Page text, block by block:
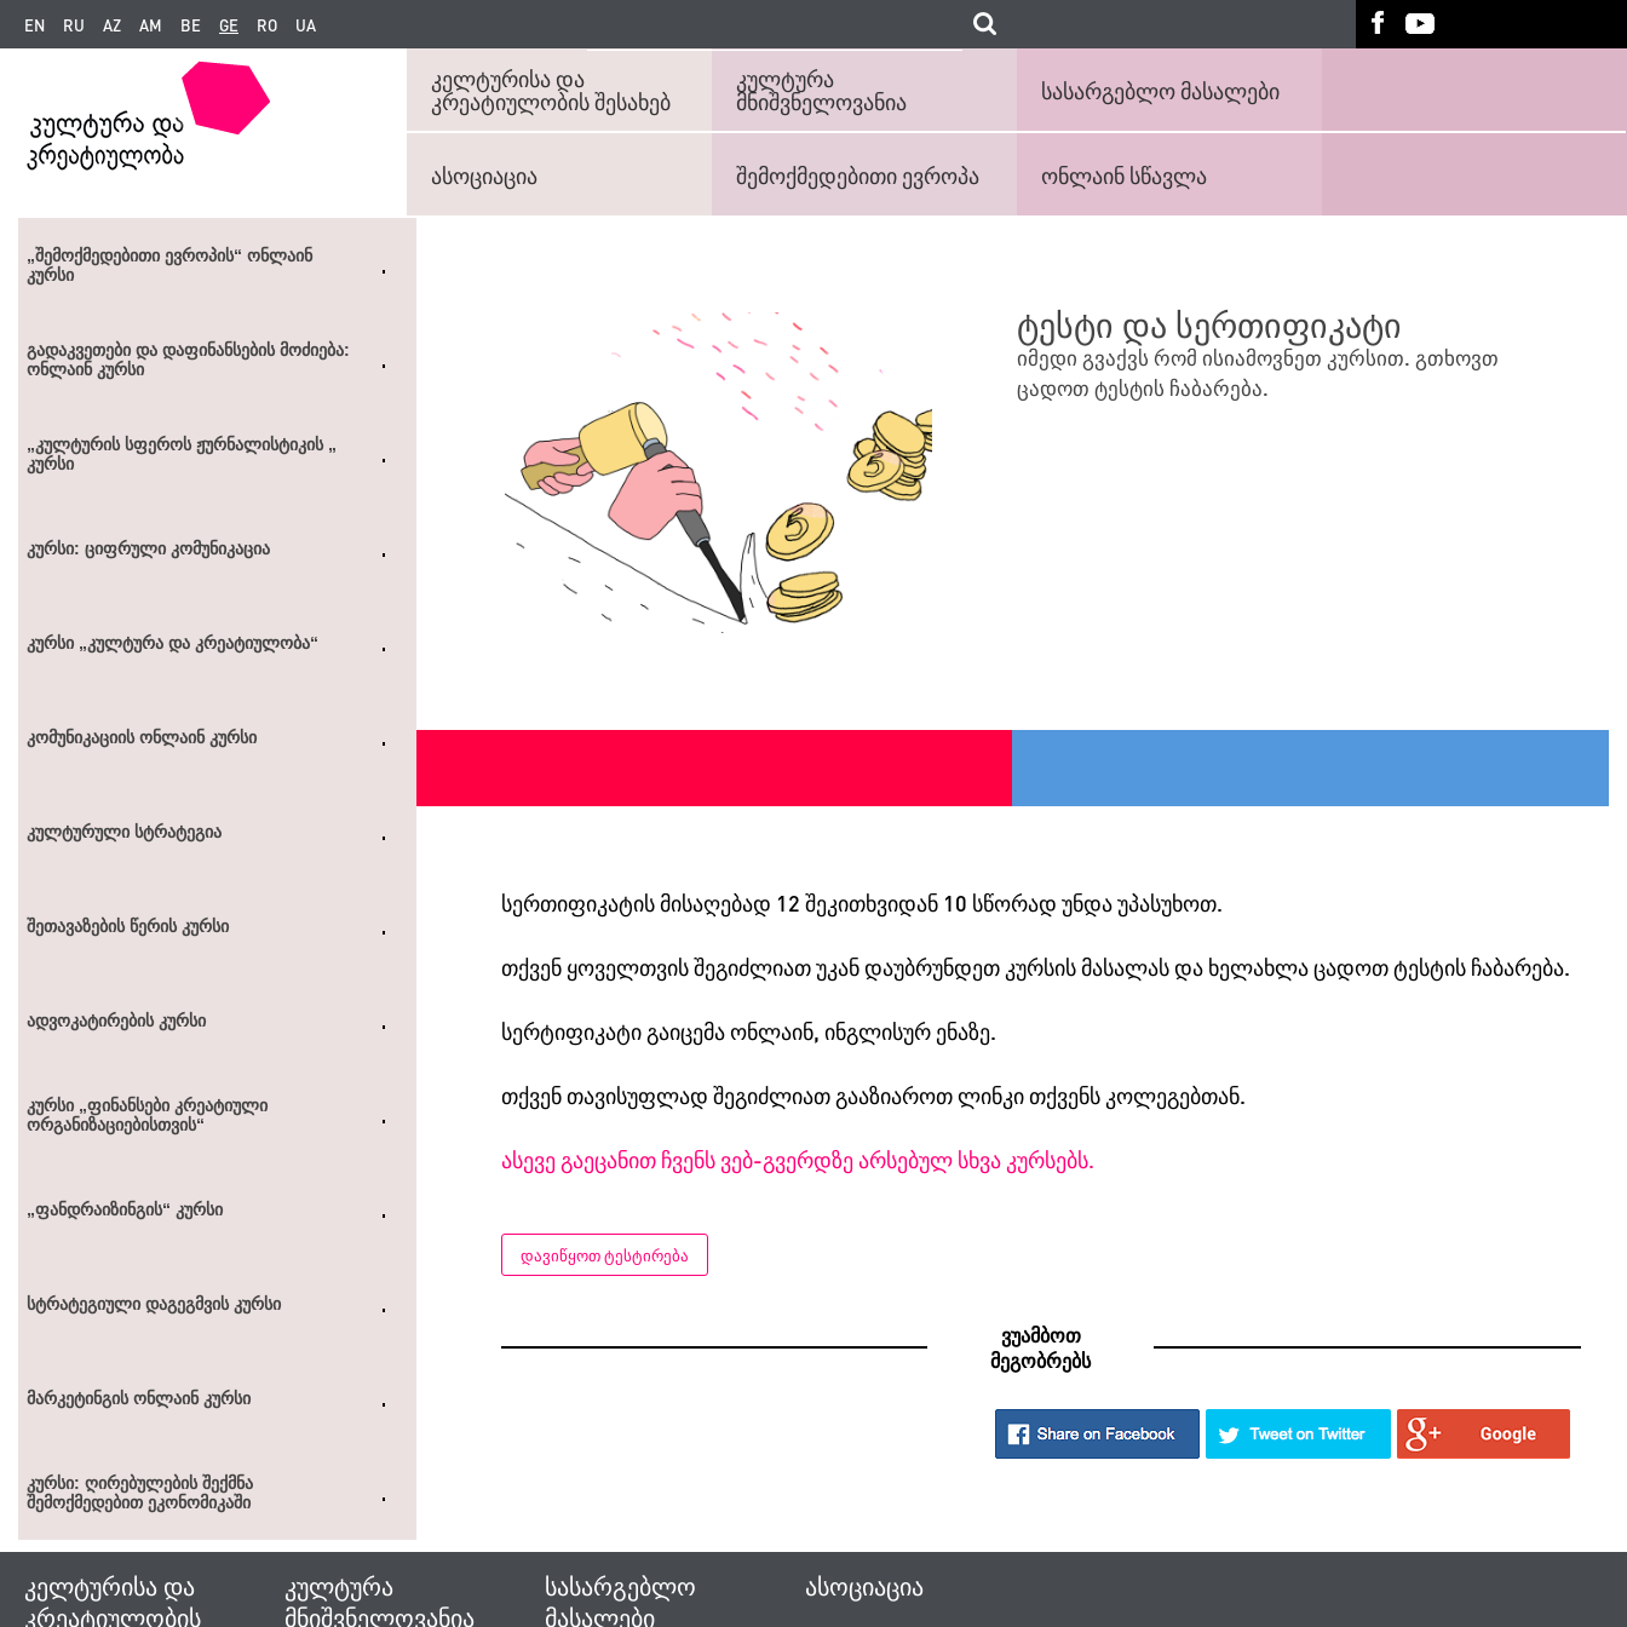
EN RU AZ AM BE GE RO UA
კელტურისა და
კრეატიულობის შესახებ
კულტურა
მნიშვნელოვანია
სასარგებლო მასალები
ასოციაცია შემოქმედებითი ევროპა ონლაინ სწავლა
„ᲨᲔᲛᲝᲥᲛᲔᲓᲔᲑᲘᲗᲘ ᲔᲕᲠᲝᲞᲘᲡ“ ᲝᲜᲚᲐᲘᲜ
ᲙᲣᲠᲡᲘ
ᲒᲐᲓᲐᲙᲕᲔᲗᲔᲑᲘ ᲓᲐ ᲓᲐᲤᲘᲜᲐᲜᲡᲔᲑᲘᲡ ᲛᲝᲫᲘᲔᲑᲐ:
ᲝᲜᲚᲐᲘᲜ ᲙᲣᲠᲡᲘ
„ᲙᲣᲚᲢᲣᲠᲘᲡ ᲡᲤᲔᲠᲝᲡ ᲟᲣᲠᲜᲐᲚᲘᲡᲢᲘᲙᲘᲡ „
ᲙᲣᲠᲡᲘ
ᲙᲣᲠᲡᲘ: ᲪᲘᲤᲠᲣᲚᲘ ᲙᲝᲛᲣᲜᲘᲙᲐᲪᲘᲐ
ᲙᲣᲠᲡᲘ „ᲙᲣᲚᲢᲣᲠᲐ ᲓᲐ ᲙᲠᲔᲐᲢᲘᲣᲚᲝᲑᲐ“
ᲙᲝᲛᲣᲜᲘᲙᲐᲪᲘᲘᲡ ᲝᲜᲚᲐᲘᲜ ᲙᲣᲠᲡᲘ
ᲙᲣᲚᲢᲣᲠᲣᲚᲘ ᲡᲢᲠᲐᲢᲔᲒᲘᲐ
ᲨᲔᲗᲐᲕᲐᲖᲔᲑᲘᲡ ᲬᲔᲠᲘᲡ ᲙᲣᲠᲡᲘ
ᲐᲓᲕᲝᲙᲐᲢᲘᲠᲔᲑᲘᲡ ᲙᲣᲠᲡᲘ
ᲙᲣᲠᲡᲘ „ᲤᲘᲜᲐᲜᲡᲔᲑᲘ ᲙᲠᲔᲐᲢᲘᲣᲚᲘ
ᲝᲠᲒᲐᲜᲘᲖᲐᲪᲘᲔᲑᲘᲡᲗᲕᲘᲡ“
„ᲤᲐᲜᲓᲠᲐᲘᲖᲘᲜᲒᲘᲡ“ ᲙᲣᲠᲡᲘ
ᲡᲢᲠᲐᲢᲔᲒᲘᲣᲚᲘ ᲓᲐᲒᲔᲒᲛᲕᲘᲡ ᲙᲣᲠᲡᲘ
ᲛᲐᲠᲙᲔᲢᲘᲜᲒᲘᲡ ᲝᲜᲚᲐᲘᲜ ᲙᲣᲠᲡᲘ
ᲙᲣᲠᲡᲘ: ᲦᲘᲠᲔᲑᲣᲚᲔᲑᲘᲡ ᲨᲔᲥᲛᲜᲐ
ᲨᲔᲛᲝᲥᲛᲔᲓᲔᲑᲘᲗ ᲔᲙᲝᲜᲝᲛᲘᲙᲐᲨᲘ
ტესტი და სერთიფიკატი
იმედი გვაქვს რომ ისიამოვნეთ კურსით. გთხოვთ
ცადოთ ტესტის ჩაბარება.
სერთიფიკატის მისაღებად 12 შეკითხვიდან 10 სწორად უნდა უპასუხოთ.
თქვენ ყოველთვის შეგიძლიათ უკან დაუბრუნდეთ კურსის მასალას და ხელახლა ცადოთ ტესტის ჩაბარება.
სერტიფიკატი გაიცემა ონლაინ, ინგლისურ ენაზე.
თქვენ თავისუფლად შეგიძლიათ გააზიაროთ ლინკი თქვენს კოლეგებთან.
ასევე გაეცანით ჩვენს ვებ-გვერდზე არსებულ სხვა კურსებს.
ᲓᲐᲕᲘᲬᲧᲝᲗ ᲢᲔᲡᲢᲘᲠᲔᲑᲐ
ვუამბოთ
მეგობრებს
კელტურისა და
კრეატიულობის
კულტურა
მნიშვნელოვანია
სასარგებლო
მასალები
ასოციაცია